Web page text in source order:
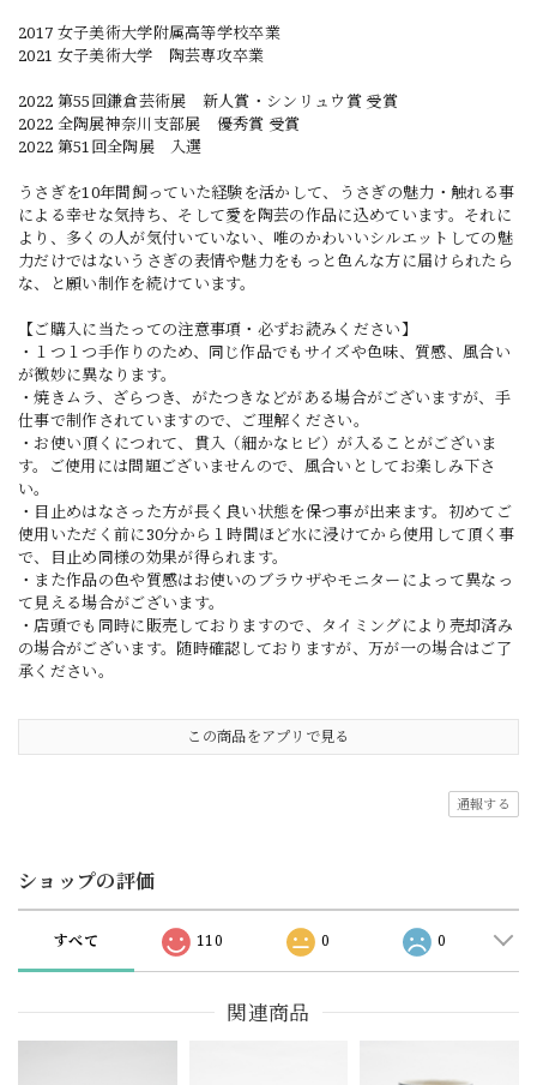
2017 女子美術大学附属高等学校卒業
2021 女子美術大学 陶芸専攻卒業
2022 第55回鎌倉芸術展 新人賞・シンリュウ賞 受賞
2022 全陶展神奈川支部展 優秀賞 受賞
2022 第51回全陶展 入選
うさぎを10年間飼っていた経験を活かして、うさぎの魅力・触れる事
による幸せな気持ち、そして愛を陶芸の作品に込めています。それに
より、多くの人が気付いていない、唯のかわいいシルエットしての魅
力だけではないうさぎの表情や魅力をもっと色んな方に届けられたら
な、と願い制作を続けています。
【ご購入に当たっての注意事項・必ずお読みください】
・１つ１つ手作りのため、同じ作品でもサイズや色味、質感、風合い
が微妙に異なります。
・焼きムラ、ざらつき、がたつきなどがある場合がございますが、手
仕事で制作されていますので、ご理解ください。
・お使い頂くにつれて、貫入（細かなヒビ）が入ることがございま
す。ご使用には問題ございませんので、風合いとしてお楽しみ下さ
い。
・目止めはなさった方が長く良い状態を保つ事が出来ます。初めてご
使用いただく前に30分から１時間ほど水に浸けてから使用して頂く事
で、目止め同様の効果が得られます。
・また作品の色や質感はお使いのブラウザやモニターによって異なっ
て見える場合がございます。
・店頭でも同時に販売しておりますので、タイミングにより売却済み
の場合がございます。随時確認しておりますが、万が一の場合はご了
承ください。
この商品をアプリで見る
通報する
ショップの評価
すべて 110 0 0
関連商品